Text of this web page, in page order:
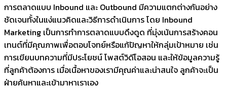
การตลาดแบบ Inbound และ Outbound มีความแตกต่างกันอย่าง
ชัดเจนทั้งในแง่แนวคิดและวิธีการดำเนินการ โดย Inbound
Marketing เป็นการทำการตลาดแบบดึงดูด ที่มุ่งเน้นการสร้างคอน
เทนต์ที่มีคุณภาพเพื่อตอบโจทย์หรือแก้ปัญหาให้กลุ่มเป้าหมาย เช่น
การเขียนบทความที่มีประโยชน์ โพสต์วิดีโอสอน และให้ข้อมูลความรู้
ที่ลูกค้าต้องการ เมื่อเนื้อหาของเรามีคุณค่าและน่าสนใจ ลูกค้าจะเป็น
ฝ่ายค้นหาและเข้ามาหาเราเอง